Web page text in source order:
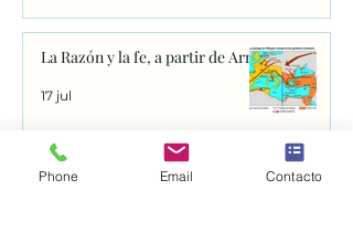
La Razón y la fe, a partir de Arrio
17 jul
Phone Email Contacto